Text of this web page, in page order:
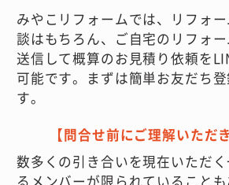
みやこリフォームでは、リフォ
談はもちろん、ご自宅のリフォ
送信して概算のお見積り依頼を
可能です。まずは簡単お友だち
す。
【問合せ前にご理解いただ
数多くの引き合いを現在いただ